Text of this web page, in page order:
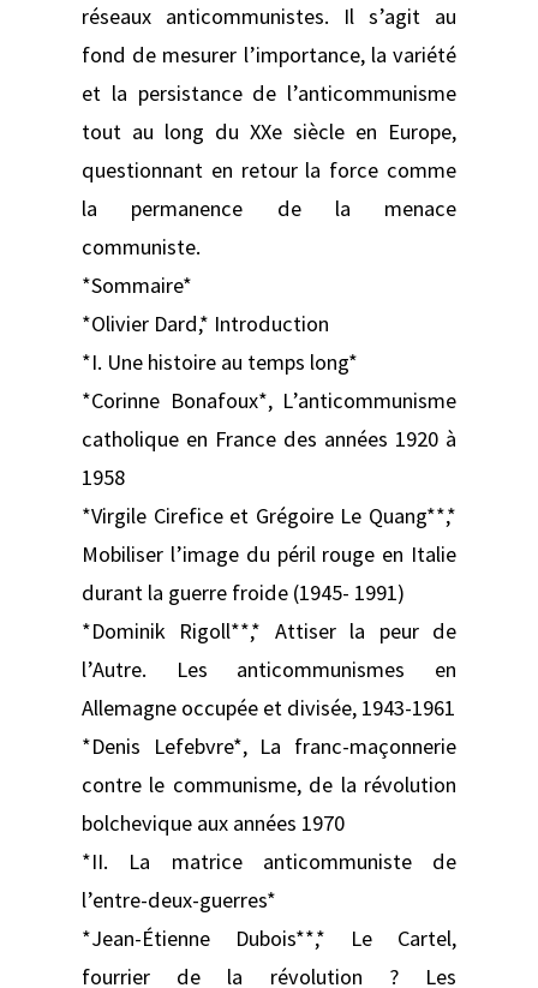
réseaux anticommunistes. Il s’agit au
fond de mesurer l’importance, la variété
et la persistance de l’anticommunisme
tout au long du XXe siècle en Europe,
questionnant en retour la force comme
la permanence de la menace
communiste.
*Sommaire*
*Olivier Dard,* Introduction
*I. Une histoire au temps long*
*Corinne Bonafoux*, L’anticommunisme
catholique en France des années 1920 à
1958
*Virgile Cirefice et Grégoire Le Quang**,*
Mobiliser l’image du péril rouge en Italie
durant la guerre froide (1945- 1991)
*Dominik Rigoll**,* Attiser la peur de
l’Autre. Les anticommunismes en
Allemagne occupée et divisée, 1943-1961
*Denis Lefebvre*, La franc-maçonnerie
contre le communisme, de la révolution
bolchevique aux années 1970
*II. La matrice anticommuniste de
l’entre-deux-guerres*
*Jean-Étienne Dubois**,* Le Cartel,
fourrier de la révolution ? Les